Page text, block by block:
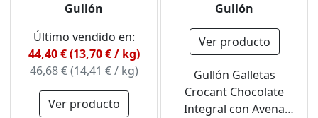
Gullón
Último vendido en:
44,40 € (13,70 € / kg)
46,68 € (14,41 € / kg)
Ver producto
Gullón
Ver producto
Gullón Galletas
Crocant Chocolate
Integral con Avena